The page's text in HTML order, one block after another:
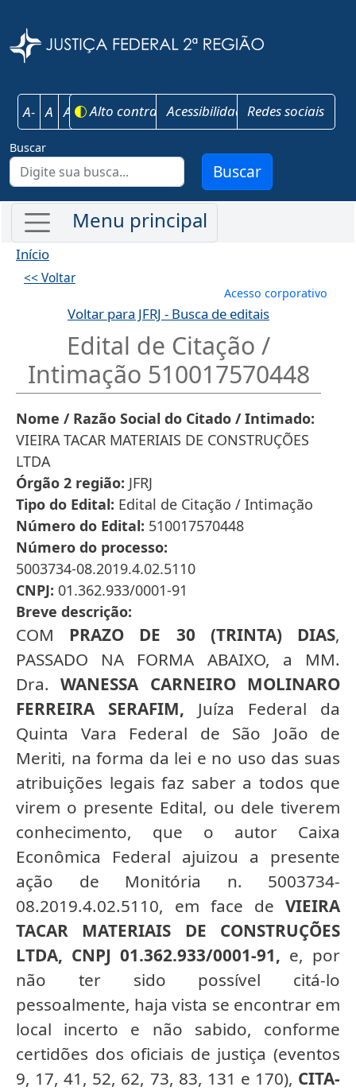
A- A A+ Alto contrasteAcessibilidadeRedes sociais
Buscar
Buscar
Início
<< Voltar
Menu de
Acesso corporativo
Voltar para JFRJ - Busca de editais
Edital de Citação /
Intimação 510017570448
Nome / Razão Social do Citado / Intimado
VIEIRA TACAR MATERIAIS DE CONSTRUÇÕES
LTDA
Órgão 2 região JFRJ
Tipo do Edital Edital de Citação / Intimação
Número do Edital 510017570448
Número do processo
5003734-08.2019.4.02.5110
CNPJ 01.362.933/0001-91
Breve descrição
COM PRAZO DE 30 (TRINTA) DIAS,
PASSADO NA FORMA ABAIXO, a MM.
Dra.WANESSA CARNEIRO MOLINARO
FERREIRA SERAFIM, Juíza Federal da
Quinta Vara Federal de São João de
Meriti, na forma da lei e no uso das suas
atribuições legais faz saber a todos que
virem o presente Edital, ou dele tiverem
conhecimento, que o autor Caixa
Econômica Federal ajuizou a presente
ação de Monitória n. 5003734-
08.2019.4.02.5110, em face de VIEIRA
TACAR MATERIAIS DE CONSTRUÇÕES
LTDA, CNPJ 01.362.933/0001-91, e, por
não ter sido possível citá-lo
pessoalmente, haja vista se encontrar em
local incerto e não sabido, conforme
certidões dos oficiais de justiça (eventos
9, 17, 41, 52, 62, 73, 83, 131 e 170), CITA-